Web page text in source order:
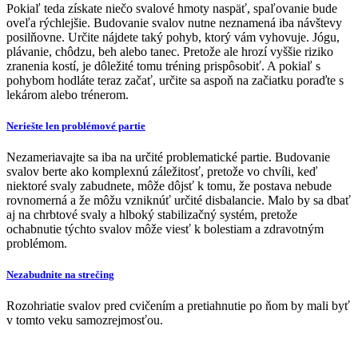
Pokiaľ teda získate niečo svalové hmoty naspäť, spaľovanie bude
oveľa rýchlejšie. Budovanie svalov nutne neznamená iba návštevy
posilňovne. Určite nájdete taký pohyb, ktorý vám vyhovuje. Jógu,
plávanie, chôdzu, beh alebo tanec. Pretože ale hrozí vyššie riziko
zranenia kostí, je dôležité tomu tréning prispôsobiť. A pokiaľ s
pohybom hodláte teraz začať, určite sa aspoň na začiatku poraďte s
lekárom alebo trénerom.
Neriešte len problémové partie
Nezameriavajte sa iba na určité problematické partie. Budovanie
svalov berte ako komplexnú záležitosť, pretože vo chvíli, keď
niektoré svaly zabudnete, môže dôjsť k tomu, že postava nebude
rovnomerná a že môžu vzniknúť určité disbalancie. Malo by sa dbať
aj na chrbtové svaly a hlboký stabilizačný systém, pretože
ochabnutie týchto svalov môže viesť k bolestiam a zdravotným
problémom.
Nezabudnite na strečing
Rozohriatie svalov pred cvičením a pretiahnutie po ňom by mali byť
v tomto veku samozrejmosťou.